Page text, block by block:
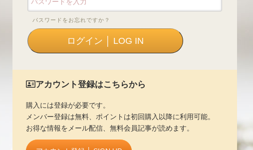
パスワードをお忘れですか？
アカウント登録はこちらから
購入には登録が必要です。
メンバー登録は無料、ポイントは初回購入以降に利用可能。
お得な情報をメール配信、無料会員記事が読めます。